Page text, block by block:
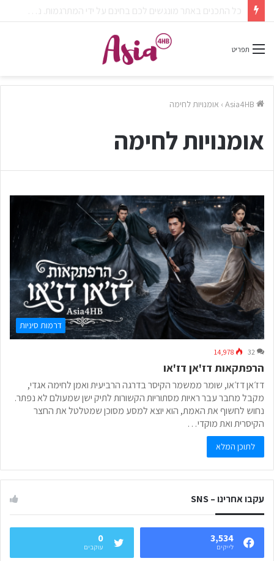
צפיתם בדרמה או סרט ונהניתם? אל תשכחו לפרגן בתגובות.
תפריט
› אומנויות לחימה
אומנויות לחימה
דרמות סיניות
32
14,978
הרפתקאות דז'אן דז'או
דז׳אן דז׳או, שומר ממשמר הקיסר בדרגה הרביעית ואמן לחימה אגדי,
מקבל מחבר עבר ראיות מסתוריות הקשורות לתיק ישן שמעולם לא נפתר.
נחוש לחשוף את האמת, הוא יוצא למסע מסוכן שמטלטל את החצר
הקיסרית ואת מוקדי…
לתוכן המלא
עקבו אחרינו – SNS
3,534
לייקים
0
עוקבים